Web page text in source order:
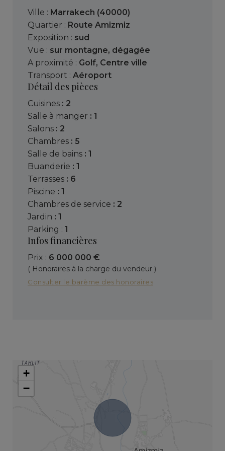
Ville : Marrakech (40000)
Quartier : Route Amizmiz
Exposition : sud
Vue : sur montagne, dégagée
A proximité : Golf, Centre ville
Transport : Aéroport
Détail des pièces
cuisines : 2
salle à manger : 1
salons : 2
chambres : 5
salle de bains : 1
buanderie : 1
terrasses : 6
piscine : 1
chambres de service : 2
jardin : 1
parking : 1
Infos financières
Prix : 6 000 000 €
( Honoraires à la charge du vendeur )
Consulter le barème des honoraires
+
−